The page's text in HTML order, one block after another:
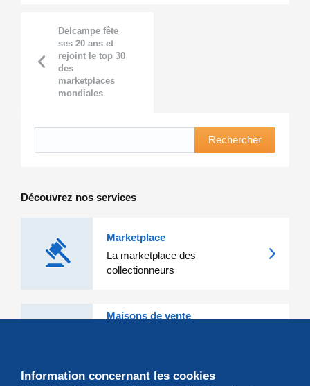
Delcampe fête
ses 20 ans et
rejoint le top 30
des
marketplaces
mondiales
Rechercher
Découvrez nos services
Marketplace
La marketplace des
collectionneurs
Maisons de vente
Information concernant les cookies